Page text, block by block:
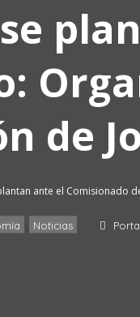
de
ante el Comisionado
Noticias